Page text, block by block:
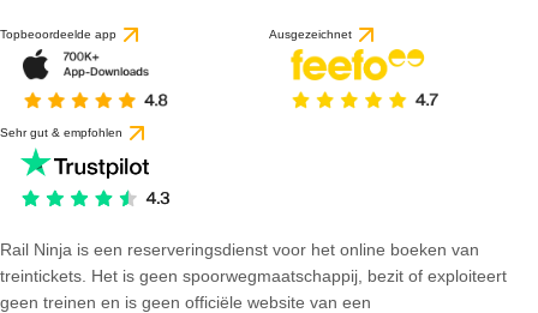
Topbeoordeelde app Ausgezeichnet
Sehr gut & empfohlen
Rail Ninja is een reserveringsdienst voor het online boeken van
treintickets. Het is geen spoorwegmaatschappij, bezit of exploiteert
geen treinen en is geen officiële website van een